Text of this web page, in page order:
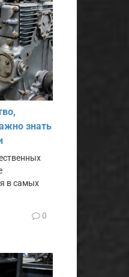
знать
в самых
0